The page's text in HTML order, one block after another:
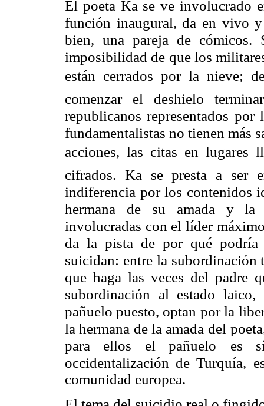
El poeta Ka se ve involucrado
función inaugural, da en vivo
bien, una pareja de cómicos.
imposibilidad de que los
están cerrados por la nieve;
comenzar el deshielo
republicanos representados
fundamentalistas no tienen más
acciones, las citas en lugares
cifrados. Ka se presta a ser
indiferencia por los contenidos
hermana de su amada y la
involucradas con el líder
da la pista de por qué podría
suicidan: entre la subordinación
que haga las veces del padre
subordinación al estado laico,
pañuelo puesto, optan por la
la hermana de la amada del
para ellos el pañuelo
es
occidentalización de Turquía,
comunidad europea.